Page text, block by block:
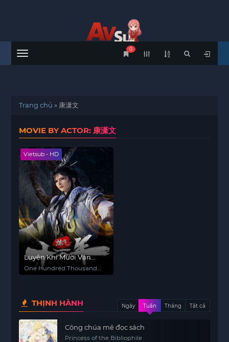
Menu
0
Trang chủ » 康潇文
MOVIE BY ACTOR: 康潇文
Vietsub - HD
Luyện Khí Mười Vạn
Năm
One Hundred Thousand
THỊNH HÀNH Ngày Tuần Tháng Tất cả
Công chúa mê đọc sách
Princess of the Bibliophile